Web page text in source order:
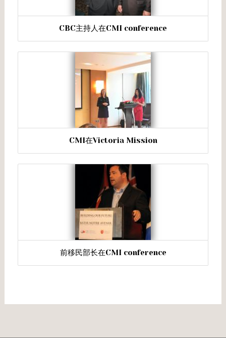
CBC主持人在CMI conference
CMI在Victoria Mission
前移民部长在CMI conference